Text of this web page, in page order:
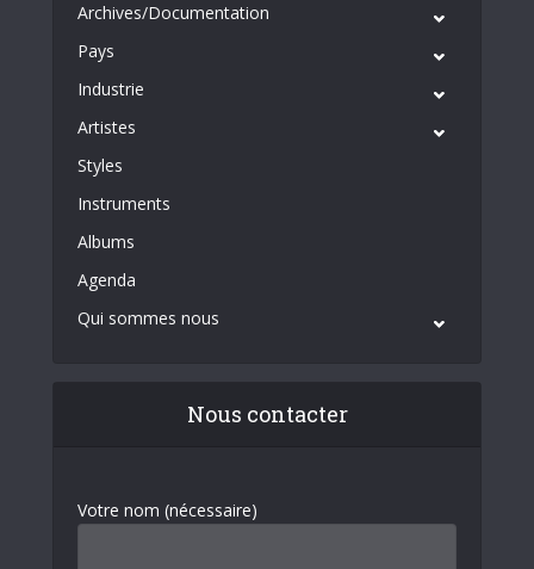
Archives/Documentation
Pays
Industrie
Artistes
Styles
Instruments
Albums
Agenda
Qui sommes nous
Nous contacter
Votre nom (nécessaire)